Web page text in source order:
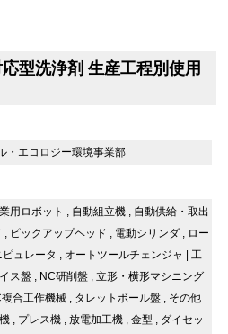
型洗浄剤 生産工程別使用
・エコロジー環境事業部
用ロボット , 自動組立機 , 自動供給・取出
, ピックアップヘッド , 電動シリンダ , ロー
ピュレータ , オートツールチェンジャ
工
ス盤 , NC研削盤 , 立形・横形マシニング
複合工作機械 , タレットボール盤 , その他
, プレス機 , 放電加工機 , 金型 , ダイセッ